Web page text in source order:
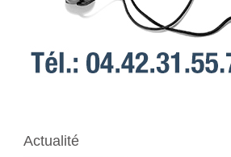
Actualité